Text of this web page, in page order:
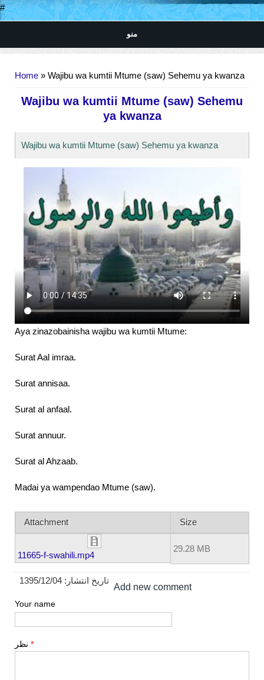
#
منو
Home » Wajibu wa kumtii Mtume (saw) Sehemu ya kwanza
Wajibu wa kumtii Mtume (saw) Sehemu
ya kwanza
Wajibu wa kumtii Mtume (saw) Sehemu ya kwanza
Aya zinazobainisha wajibu wa kumtii Mtume:
Surat Aal imraa.
Surat annisaa.
Surat al anfaal.
Surat annuur.
Surat al Ahzaab.
Madai ya wampendao Mtume (saw).
Attachment Size
11665-f-swahili.mp4
29.28 MB
تاریخ انتشار: 1395/12/04
Add new comment
Your name
*